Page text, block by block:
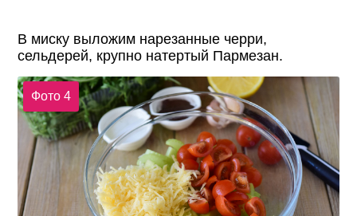
В миску выложим нарезанные черри,
сельдерей, крупно натертый Пармезан.
Фото 4